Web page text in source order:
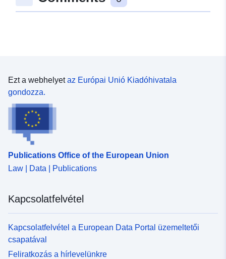
Ezt a webhelyetaz Európai Unió Kiadóhivatala
gondozza.
Publications Office of the European Union
Law | Data | Publications
Kapcsolatfelvétel
Kapcsolatfelvétel a European Data Portal üzemeltetői
csapatával
Feliratkozás a hírlevelünkre